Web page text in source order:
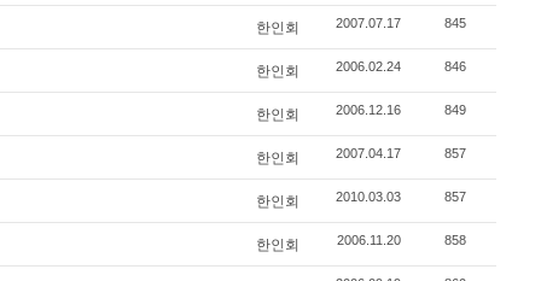
한인회 2007.07.17 845
한인회 2006.02.24 846
한인회 2006.12.16 849
한인회 2007.04.17 857
한인회 2010.03.03 857
한인회 2006.11.20 858